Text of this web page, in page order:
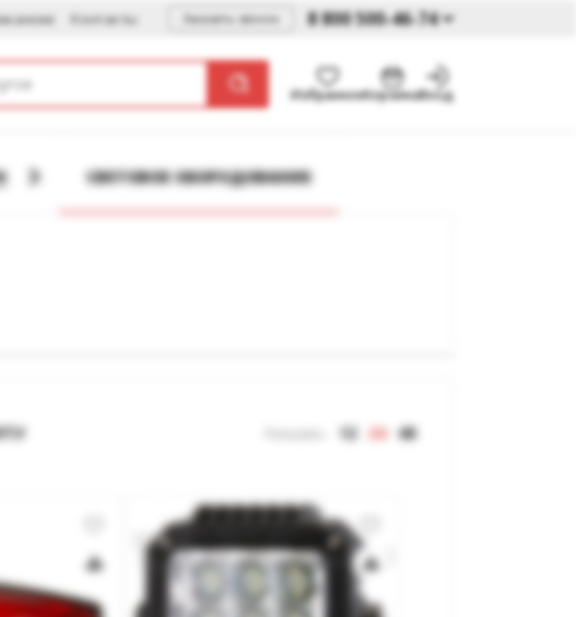
Контакты Заказать звонок 8 800 500-46-74
ИзбранноеКорзинаВход
СВЕТОВОЕ ОБОРУДОВАНИЕ
12 24 48